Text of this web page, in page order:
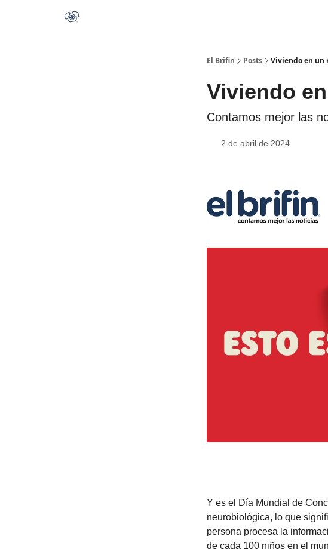
El Brifin Posts Viviendo en un
Viviendo
Contamos mejor las
2 de abril de 2024
Y es el Día Mundial de
neurobiológica, lo que
persona procesa la
de cada 100 niños en el